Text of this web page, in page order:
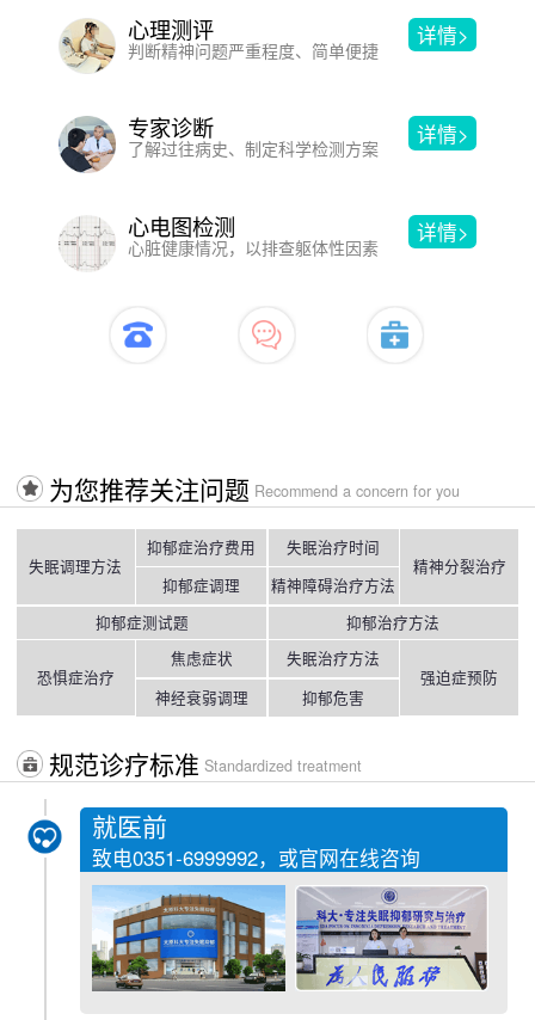
沙盘游戏
洞见人的内心，于游戏中改善心理
详情>
催眠疗法
借助暗示性语言，消除心理和躯体疾病
详情>
认知行为疗法
改变不合理认知，进而改变心理问题
详情>
为您推荐关注问题 Recommend a concern for you
失眠调理方法
抑郁症治疗费用
抑郁症调理
失眠治疗时间
精神障碍治疗方法
精神分裂治疗
抑郁症测试题 抑郁治疗方法
恐惧症治疗
焦虑症状
神经衰弱调理
失眠治疗方法
抑郁危害
强迫症预防
规范诊疗标准 Standardized treatment
就医前
致电0351-6999992，或官网在线咨询